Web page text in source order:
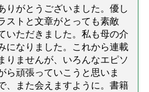
りがとうございました。優し
ストと文章がとっても素敵
いただきました。私も母の介
になりました。これから連載
りませんが、いろんなエピソ
ら頑張っていこうと思いま
、また会えますように。書籍